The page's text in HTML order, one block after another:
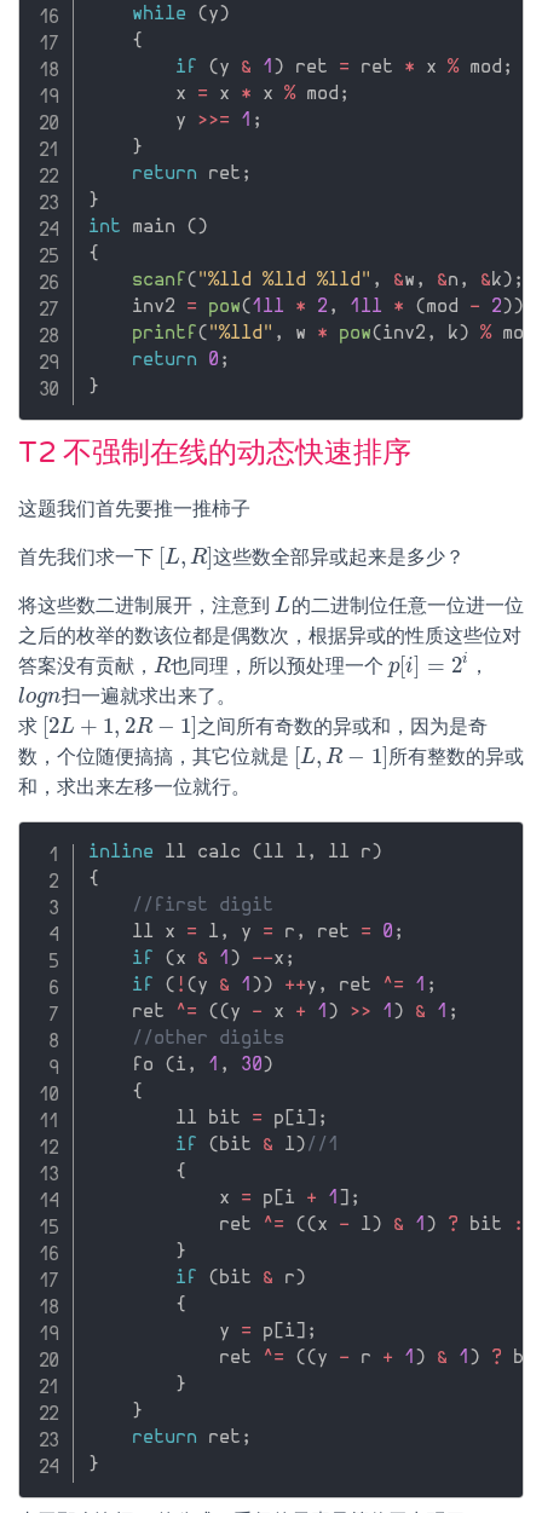
while
(y)
{
if
(y & 1 ) ret = ret * x % mod ;
        x
= x * x % mod ;
        y
>>= 1 ;
}
return ret ;
}
int main ()
{
scanf ( "%lld %lld %lld" , &w , &n , &k) ;
    inv2
= pow(1ll * 2 , 1ll * (mod - 2))
printf ( "%lld" , w * pow(inv2 , k) % mod
return
0 ;
}
T2 不强制在线的动态快速排序
这题我们首先要推一推柿子
首先我们求一下 [L, R]
[L,R] 这些数全部异或起来是多少？
将这些数二进制展开，注意到 L
L 的二进制位任意一位进一位
之后的枚举的数该位都是偶数次，根据异或的性质这些位对
答案没有贡献， R
R也同理，所以预处理一个p[i] = 2i
p [i =2 ，
logn
logn扫一遍就求出来了。
求 [2L + 1, 2R − 1]
2L+1, 2R −1]
之间所有奇数的异或和，因为是奇
数，个位随便搞搞，其它位就是 [L, R − 1]
[L,R− 1]
所有整数的异或
和，求出来左移一位就行。
inline ll calc ( ll l , ll r )
{
//first digit
    ll x
= l , y = r , ret = 0 ;
if
( x & 1 ) --x ;
if
( ! ( y & 1 ) ) ++y , ret ^= 1 ;
    ret
^= ( ( y - x + 1 ) >> 1 ) & 1 ;
//other digits
    fo
( i , 1 , 30 )
{
        ll bit
= p i
;
if
( bit & l ) //1
{
            x
= p i + 1
;
            ret
^= ( ( x - l ) & 1 ) ? bit :
}
if
( bit & r )
{
            y
= p i
;
            ret
^= ( ( y - r + 1 ) & 1 ) ?
}
}
return ret ;
}